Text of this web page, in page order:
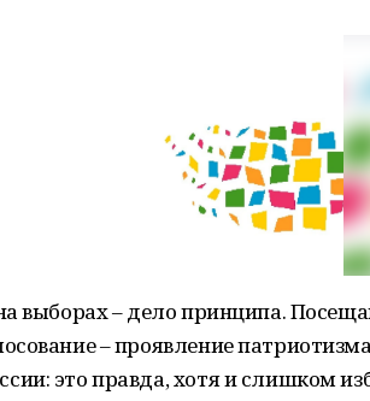
выборах – дело принципа.
– проявление
это правда, хотя и слишком